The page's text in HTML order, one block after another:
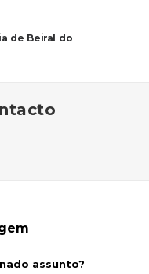
de Beiral do
assunto?